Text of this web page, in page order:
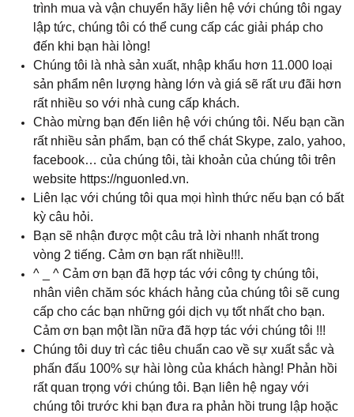
trình mua và vận chuyển hãy liên hệ với chúng tôi ngay
lập tức, chúng tôi có thể cung cấp các giải pháp cho
đến khi bạn hài lòng!
Chúng tôi là nhà sản xuất, nhập khẩu hơn 11.000 loại
sản phẩm nên lượng hàng lớn và giá sẽ rất ưu đãi hơn
rất nhiều so với nhà cung cấp khách.
Chào mừng bạn đến liên hệ với chúng tôi. Nếu bạn cần
rất nhiều sản phẩm, bạn có thể chát Skype, zalo, yahoo,
facebook… của chúng tôi, tài khoản của chúng tôi trên
website https://nguonled.vn.
Liên lạc với chúng tôi qua mọi hình thức nếu bạn có bất
kỳ câu hỏi.
Bạn sẽ nhận được một câu trả lời nhanh nhất trong
vòng 2 tiếng. Cảm ơn bạn rất nhiều!!!.
^ _ ^ Cảm ơn bạn đã hợp tác với công ty chúng tôi,
nhân viên chăm sóc khách hảng của chúng tôi sẽ cung
cấp cho các bạn những gói dịch vụ tốt nhất cho bạn.
Cảm ơn bạn một lần nữa đã hợp tác với chúng tôi !!!
Chúng tôi duy trì các tiêu chuẩn cao về sự xuất sắc và
phấn đấu 100% sự hài lòng của khách hàng! Phản hồi
rất quan trọng với chúng tôi. Bạn liên hệ ngay với
chúng tôi trước khi bạn đưa ra phản hồi trung lập hoặc